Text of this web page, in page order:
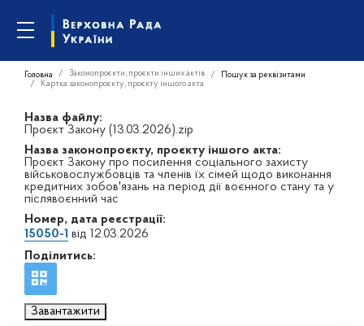
Головна Законопроєкти, проєкти інших актів
Пошук за реквізитами
Картка законопроєкту, проєкту іншого акта
Назва файлу:
Проєкт Закону (13.03.2026).zip
Назва законопроєкту, проєкту іншого акта:
Проєкт Закону про посилення соціального захисту
військовослужбовців та членів їх сімей щодо виконання
кредитних зобов'язань на період дії воєнного стану та у
післявоєнний час
Номер, дата реєстрації:
15050-1 від 12.03.2026
Поділитись:
Завантажити